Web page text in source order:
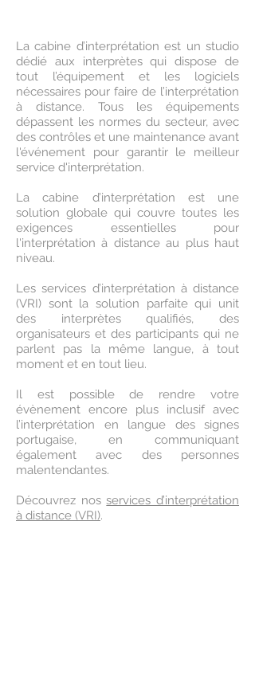
La cabine d’interprétation est un studio
dédié aux interprètes qui dispose de
tout l’équipement et les logiciels
nécessaires pour faire de l’interprétation
à distance. Tous les équipements
dépassent les normes du secteur, avec
des contrôles et une maintenance avant
l'événement pour garantir le meilleur
service d'interprétation.
La cabine d’interprétation est une
solution globale qui couvre toutes les
exigences essentielles pour
l'interprétation à distance au plus haut
niveau.
Les services d’interprétation à distance
(VRI) sont la solution parfaite qui unit
des interprètes qualifiés, des
organisateurs et des participants qui ne
parlent pas la même langue, à tout
moment et en tout lieu.
Il est possible de rendre votre
évènement encore plus inclusif avec
l’interprétation en langue des signes
portugaise, en communiquant
également avec des personnes
malentendantes.
Découvrez nosservices d’interprétation
à distance (VRI).